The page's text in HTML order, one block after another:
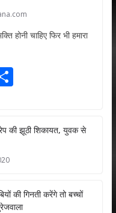
होनी चाहिए फिर भी हमारा
S
e
की झूठी शिकायत, युवक से
की गिनती करेंगे तो बच्चों